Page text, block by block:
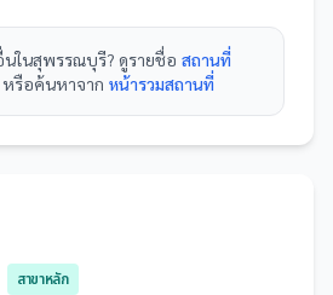
นในสุพรรณบุรี? ดูรายชื่อ สถานที่
หรือค้นหาจาก หน้ารวมสถานที่
สาขาหลัก